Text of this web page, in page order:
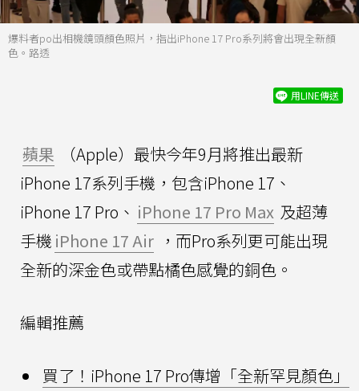
爆料者po出相機鏡頭顏色照片，指出iPhone 17 Pro系列將會出現全新顏
色。路透
用LINE傳送
蘋果
（Apple）最快今年9月將推出最新
iPhone 17系列手機，包含iPhone 17、
iPhone 17 Pro、 iPhone 17 Pro Max 及超薄
手機 iPhone 17 Air ，而Pro系列更可能出現
全新的深金色或帶點橘色感覺的銅色。
編輯推薦
買了！iPhone 17 Pro傳增「全新罕見顏色」